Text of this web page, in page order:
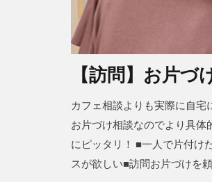
【訪問】お片づ
カフェ相談よりも実際に自
お片づけ相談なのでより具体
にピッタリ！ ■一人で片付け
スが欲しい■訪問お片づけを